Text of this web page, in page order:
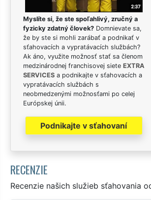
Myslíte si, že ste spoľahlivý, zručný a
fyzicky zdatný človek?Domnievate sa,
že by ste si mohli zarábať a podnikať v
sťahovacích a vypratávacích službách?
Ak áno, využite možnosť stať sa členom
medzinárodnej franchisovej siete EXTRA
SERVICESa podnikajte v sťahovacích a
vypratávacích službách s
neobmedzenými možnosťami po celej
Európskej únii.
Podnikajte v sťahovaní
RECENZIE
Recenzie našich služieb sťahovania